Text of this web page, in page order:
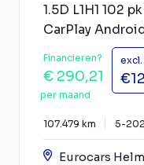
1.5D L1H1 102
CarPlay
Financieren?
€ 290,21
per maand
excl.
107.479 km 5-
Eurocars